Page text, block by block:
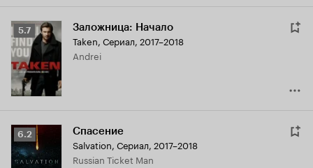
Рейтинг
Кинопоиска
5.7
5.7 Заложница: Начало
Taken, Сериал, 2017–2018
Andrei
Рейтинг
Кинопоиска
6.2
6.2 Спасение
Salvation, Сериал, 2017–2018
Russian Ticket Man